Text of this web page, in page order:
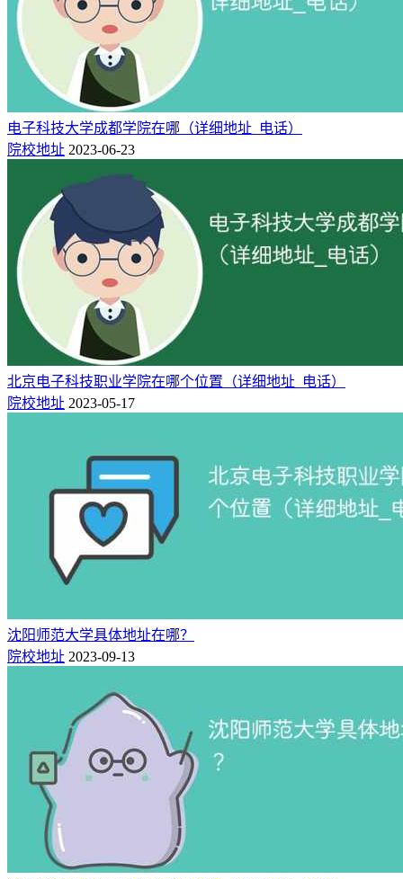
电子科技大学成都学院在哪（详细地址_电话）
院校地址 2023-06-23
北京电子科技职业学院在哪个位置（详细地址_电话）
院校地址 2023-05-17
沈阳师范大学具体地址在哪？
院校地址 2023-09-13